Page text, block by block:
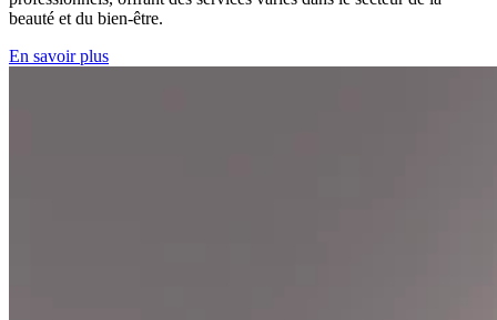
beauté et du bien-être.
En savoir plus